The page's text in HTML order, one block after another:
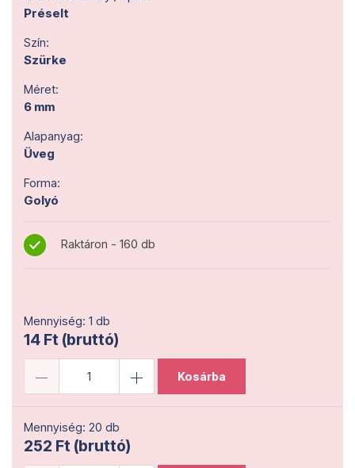
Préselt
Szín:
Szürke
Méret:
6 mm
Alapanyag:
Üveg
Forma:
Golyó
Raktáron - 160 db
Mennyiség: 1 db
14 Ft (bruttó)
Kosárba
Mennyiség: 20 db
252 Ft (bruttó)